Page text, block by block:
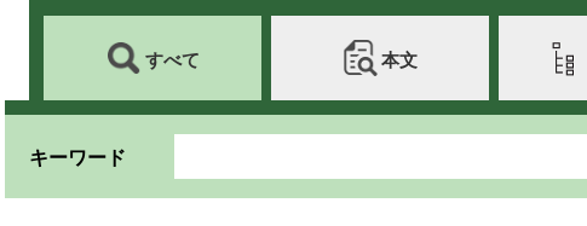
すべて 本文
キーワード